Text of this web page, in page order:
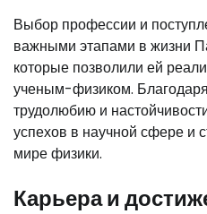
Выбор профессии и
важными этапами в жизни
которые позволили ей
ученым-физиком.
трудолюбию и
успехов в научной сфере и
мире физики.
Карьера и